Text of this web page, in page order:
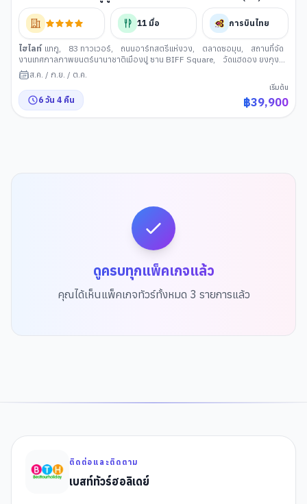
11 มื้อ การบินไทย
ไฮไลท์ แทกู, 83 ทาวเวอร์, ถนนอาร์ทสตรีแห่งวง, ตลาดซอมุน,
สถานที่จัด
งานเทศกาลภาพยนตร์นานาชาติเมืองปู ซาน BIFF Square,
วัดแฮดอง ยงกุง
ซา, รถไฟสกายแคปซูล
สะพานกวังอัน ,
พระราชวัง
เคียงบกกุง, ห้องสมุดสตาร์ฟิลด์ โคเอ็กซ์ มอลล
ล็อต
เต้ โซลสกาย, พิพิธภัณฑ์สัตว์น้าล็อตเต้เวิลด์อควาเรียม ศูนย์สมุนไพรเกาหลี,
ส.ค. / ก.ย. / ต.ค.
6 วัน 4 คืน
เริ่มต้น
฿39,900
ดูครบทุกแพ็คเกจแล้ว
คุณได้เห็นแพ็คเกจทัวร์ทั้งหมด 3 รายการแล้ว
ติดต่อและติดตาม
เบสท์ทัวร์ฮอลิเดย์